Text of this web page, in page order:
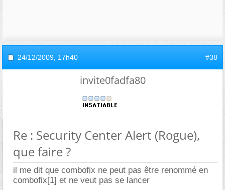
24/12/2009, 17h40 #38
invite0fadfa80
Re : Security Center Alert (Rogue),
que faire ?
il me dit que combofix ne peut pas être renommé en
combofix[1] et ne veut pas se lancer